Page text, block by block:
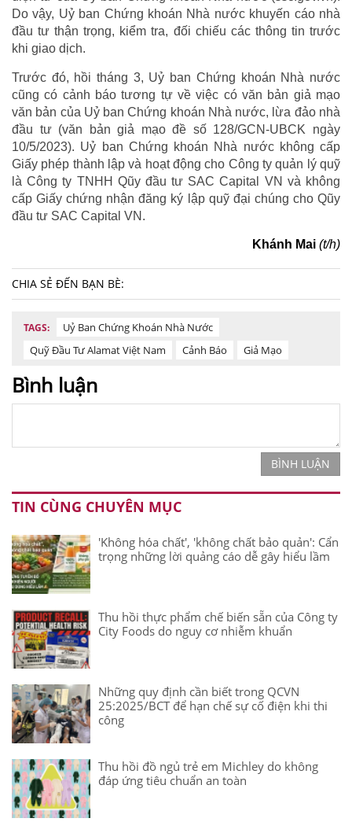
Do vậy, Uỷ ban Chứng khoán Nhà nước khuyến cáo nhà
đầu tư thận trọng, kiểm tra, đối chiếu các thông tin trước
khi giao dịch.
Trước đó, hồi tháng 3, Uỷ ban Chứng khoán Nhà nước
cũng có cảnh báo tương tự về việc có văn bản giả mạo
văn bản của Uỷ ban Chứng khoán Nhà nước, lừa đảo nhà
đầu tư (văn bản giả mạo đề số 128/GCN-UBCK ngày
10/5/2023). Uỷ ban Chứng khoán Nhà nước không cấp
Giấy phép thành lập và hoạt động cho Công ty quản lý quỹ
là Công ty TNHH Qũy đầu tư SAC Capital VN và không
cấp Giấy chứng nhận đăng ký lập quỹ đại chúng cho Qũy
đầu tư SAC Capital VN.
Khánh Mai (t/h)
CHIA SẺ ĐẾN BẠN BÈ:
TAGS:
Uỷ Ban Chứng Khoán Nhà Nước
Quỹ Đầu Tư Alamat Việt Nam
Cảnh Báo Giả Mạo
Bình luận
BÌNH LUẬN
TIN CÙNG CHUYÊN MỤC
'Không hóa chất', 'không chất bảo quản': Cẩn
trọng những lời quảng cáo dễ gây hiểu lầm
Thu hồi thực phẩm chế biến sẵn của Công ty
City Foods do nguy cơ nhiễm khuẩn
Những quy định cần biết trong QCVN
25:2025/BCT để hạn chế sự cố điện khi thi
công
Thu hồi đồ ngủ trẻ em Michley do không
đáp ứng tiêu chuẩn an toàn